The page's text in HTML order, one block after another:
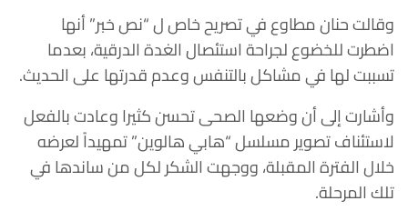
وقالت حنان مطاوع في تصريح خاص ل “نص خبر” أنها
اضطرت للخضوع لجراحة استئصال الغدة الدرقية، بعدما
تسببت لها في مشاكل بالتنفس وعدم قدرتها على الحديث.
وأشارت إلى أن وضعها الصحى تحسن كثيرا وعادت بالفعل
لاستئناف تصوير مسلسل “هابي هالوين” تمهيداً لعرضه
خلال الفترة المقبلة، ووجهت الشكر لكل من ساندها في
تلك المرحلة.